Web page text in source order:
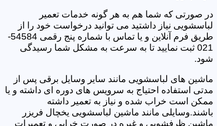
در صورتی که شما هم به هر گونه خدمات تعمیر
لباسشویی نیاز داشتید می توانید درخواست خود را از
طریق فرم آنلاین و یا تماس با شماره پنج رقمی 54584-
021 ثبت نمایید تا به سرعت به مشکل شما رسیدگی
شود.
ماشین های لباسشویی مانند سایر وسایل برقی پس از
مدتی استفاده احتیاج به سرویس های دوره ای داشته و یا
ممکن است خراب شده و نیاز به تعمیر داشته
باشند.وسایلی مانند ماشین لباسشویی یخچال فریزر
ماشین ظرفشویی و غیره در صورت خرابی و تعمیرات